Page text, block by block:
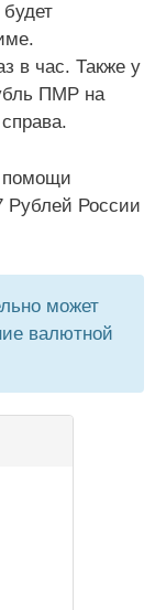
в час. Также у
ПМР на
помощи
Рублей России
может
валютной